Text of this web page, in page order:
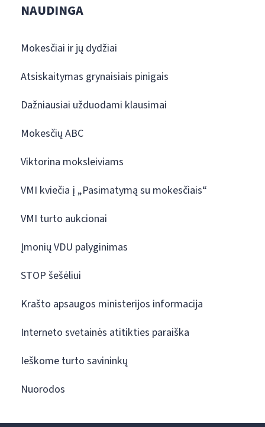
NAUDINGA
Mokesčiai ir jų dydžiai
Atsiskaitymas grynaisiais pinigais
Dažniausiai užduodami klausimai
Mokesčių ABC
Viktorina moksleiviams
VMI kviečia į „Pasimatymą su mokesčiais“
VMI turto aukcionai
Įmonių VDU palyginimas
STOP šešėliui
Krašto apsaugos ministerijos informacija
Interneto svetainės atitikties paraiška
Ieškome turto savininkų
Nuorodos